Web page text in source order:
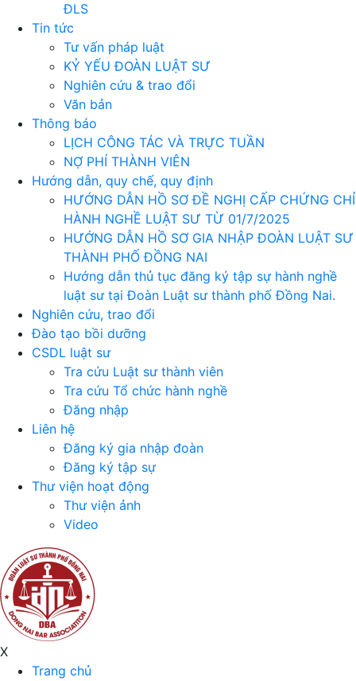
ĐLS
Tin tức
Tư vấn pháp luật
KỶ YẾU ĐOÀN LUẬT SƯ
Nghiên cứu & trao đổi
Văn bản
Thông báo
LỊCH CÔNG TÁC VÀ TRỰC TUẦN
NỢ PHÍ THÀNH VIÊN
Hướng dẫn, quy chế, quy định
HƯỚNG DẪN HỒ SƠ ĐỀ NGHỊ CẤP CHỨNG CHỈ
HÀNH NGHỀ LUẬT SƯ TỪ 01/7/2025
HƯỚNG DẪN HỒ SƠ GIA NHẬP ĐOÀN LUẬT SƯ
THÀNH PHỐ ĐỒNG NAI
Hướng dẫn thủ tục đăng ký tập sự hành nghề
luật sư tại Đoàn Luật sư thành phố Đồng Nai.
Nghiên cứu, trao đổi
Đào tạo bồi dưỡng
CSDL luật sư
Tra cứu Luật sư thành viên
Tra cứu Tổ chức hành nghề
Đăng nhập
Liên hệ
Đăng ký gia nhập đoàn
Đăng ký tập sự
Thư viện hoạt động
Thư viện ảnh
Video
X
Trang chủ